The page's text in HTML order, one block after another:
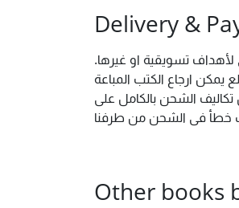
Delivery &
تسويقية او غيرها.
ارجاع الكتب المباعة
الشحن بالكامل على
خطأ فى الشحن من طرفنا
Other books